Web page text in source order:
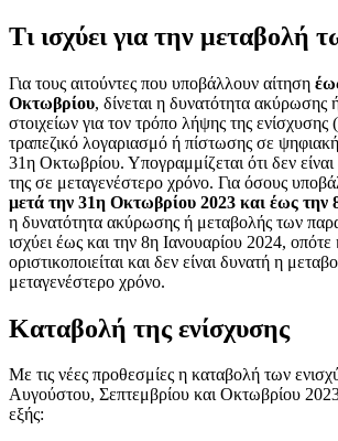
Τι ισχύει για την μεταβολή
Για τους αιτούντες που υποβάλλουν αίτηση
Οκτωβρίου, δίνεται η δυνατότητα ακύρωσης
στοιχείων για τον τρόπο λήψης της
τραπεζικό λογαριασμό ή πίστωσης σε
31η Οκτωβρίου. Υπογραμμίζεται ότι δεν
της σε μεταγενέστερο χρόνο. Για όσους
μετά την 31η Οκτωβρίου 2023 και έως την
η δυνατότητα ακύρωσης ή μεταβολής των
ισχύει έως και την 8η Ιανουαρίου 2024, οπότε
οριστικοποιείται και δεν είναι δυνατή η
μεταγενέστερο χρόνο.
Καταβολή της ενίσχυσης
Με τις νέες προθεσμίες η καταβολή των
Αυγούστου, Σεπτεμβρίου και Οκτωβρίου
εξής: